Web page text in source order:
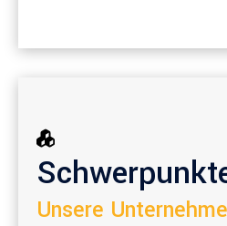
Unsere